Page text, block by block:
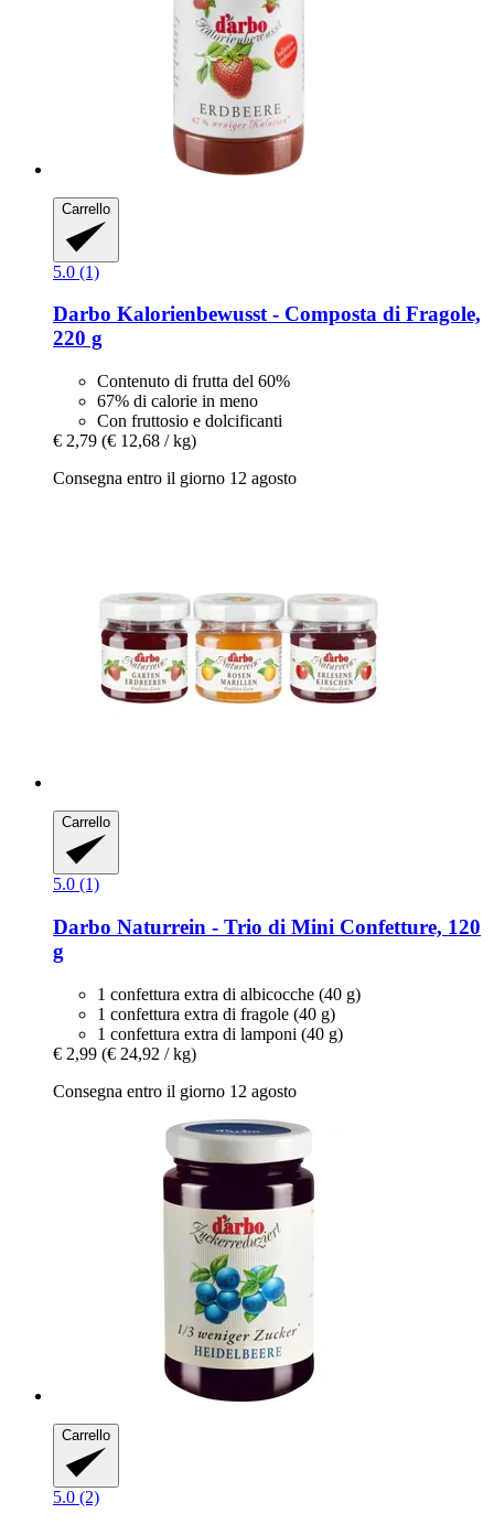
Carrello
5.0 (1)
Darbo Kalorienbewusst -​ Composta di Fragole,
220 g
Contenuto di frutta del 60%
67% di calorie in meno
Con fruttosio e dolcificanti
€ 2,79 (€ 12,68 / kg)
Consegna entro il giorno 12 agosto
Carrello
5.0 (1)
Darbo Naturrein -​ Trio di Mini Confetture, 120
g
1 confettura extra di albicocche (40 g)
1 confettura extra di fragole (40 g)
1 confettura extra di lamponi (40 g)
€ 2,99 (€ 24,92 / kg)
Consegna entro il giorno 12 agosto
Carrello
5.0 (2)